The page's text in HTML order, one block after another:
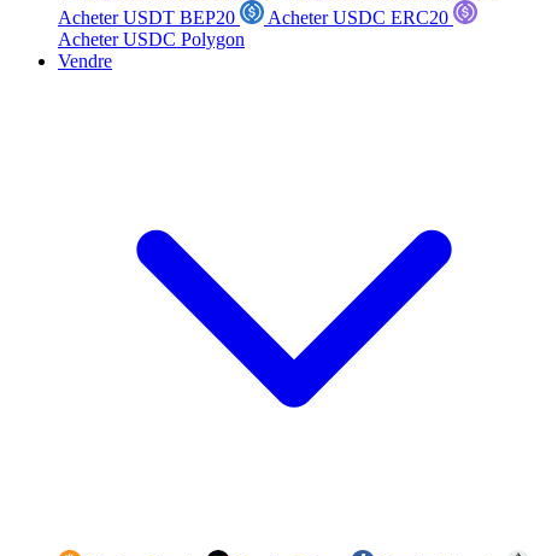
Acheter USDT BEP20
Acheter USDC ERC20
Acheter USDC Polygon
Vendre